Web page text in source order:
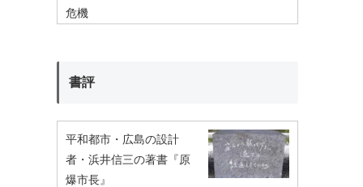
危機
書評
平和都市・広島の設計
者・浜井信三の著書『原
爆市長』